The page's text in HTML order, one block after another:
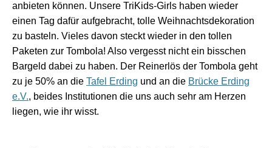
anbieten können. Unsere TriKids-Girls haben wieder
einen Tag dafür aufgebracht, tolle Weihnachtsdekoration
zu basteln. Vieles davon steckt wieder in den tollen
Paketen zur Tombola! Also vergesst nicht ein bisschen
Bargeld dabei zu haben. Der Reinerlös der Tombola geht
zu je 50% an die Tafel Erding und an die Brücke Erding
e.V., beides Institutionen die uns auch sehr am Herzen
liegen, wie ihr wisst.